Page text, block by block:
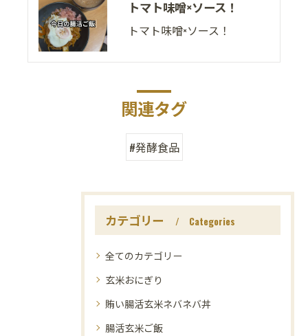
トマト味噌×ソース！
トマト味噌×ソース！
関連タグ
#発酵食品
カテゴリー Categories
全てのカテゴリー
玄米おにぎり
賄い腸活玄米ネバネバ丼
腸活玄米ご飯